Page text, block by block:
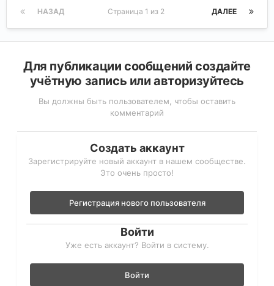
НАЗАД ДАЛЕЕ
Страница 1 из 2
Для публикации сообщений создайте
учётную запись или авторизуйтесь
Вы должны быть пользователем, чтобы оставить
комментарий
Создать аккаунт
Зарегистрируйте новый аккаунт в нашем сообществе.
Это очень просто!
Регистрация нового пользователя
Войти
Уже есть аккаунт? Войти в систему.
Войти